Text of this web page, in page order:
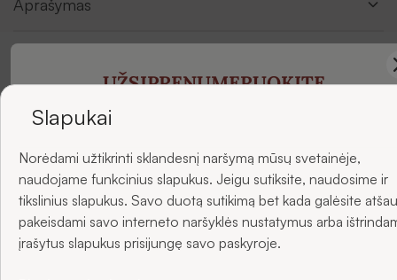
Aprašymas
Atsiliepimai
UŽSIPRENUMERUOKITE
ir gaukite -5 % nuolaidą savo pirmajam užsakymui.
El. paštas
Slapukai
Norėdami užtikrinti sklandesnį naršymą mūsų svetainėje,
naudojame funkcinius slapukus. Jeigu sutiksite, naudosime ir
tikslinius slapukus. Savo duotą sutikimą bet kada galėsite
pakeisdami savo interneto naršyklės nustatymus arba
įrašytus slapukus prisijungę savo paskyroje.